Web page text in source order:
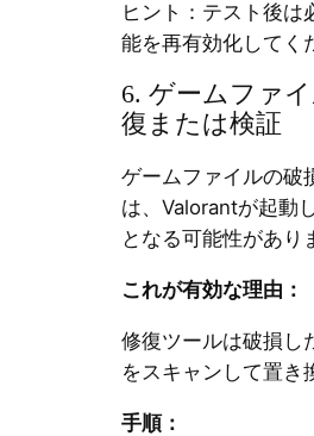
ヒント：テスト後は
能を再有効化してく
6. ゲームファ
復または検証
ゲームファイルの破
は、Valorantが起動
となる可能性があり
これが有効な理由：
修復ツールは破損し
をスキャンして置き
手順：